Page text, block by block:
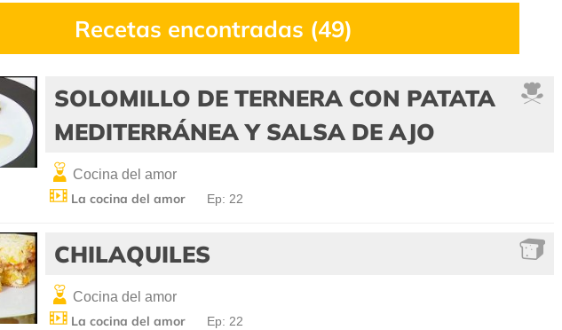
Recetas encontradas (49)
SOLOMILLO DE TERNERA CON PATATA
MEDITERRÁNEA Y SALSA DE AJO
Cocina del amor
La cocina del amor Ep: 22
CHILAQUILES
Cocina del amor
La cocina del amor Ep: 22